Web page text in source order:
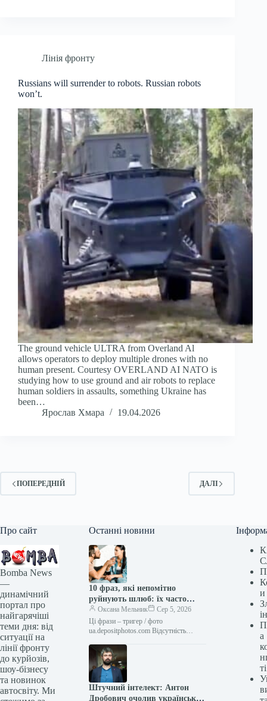
Лінія фронту
Russians will surrender to robots. Russian robots
won’t.
The ground vehicle ULTRA from Overland Al
allows operators to deploy multiple drones with no
human present. Courtesy OVERLAND AI NATO is
studying how to use ground and air robots to replace
human soldiers in assaults, something Ukraine has
been…
Ярослав Хмара
19.04.2026
ПОПЕРЕДНІЙ ДАЛІ
Про сайт
Bomba News
—
динамічний
портал про
найгарячіші
теми дня: від
ситуації на
лінії фронту
до курйозів,
шоу-бізнесу
та новинок
автосвіту. Ми
Останні новини
10 фраз, які непомітно
руйнують шлюб: їх часто
вимовляють чоловіки, яким
бракує емпатії
Оксана Мельник
Сер 5, 2026
Ці фрази – тригер / фото
ua.depositphotos.com Відсутність
найбуденніших аспектах повсякдення.
Вона також руйнує любов…
Штучний інтелект: Антон
Дробович очолив український
и
а
ті